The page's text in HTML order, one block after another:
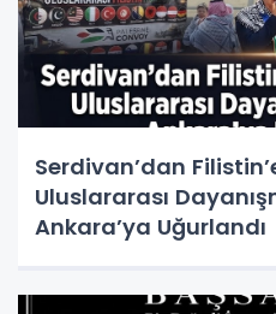
Serdivan’dan
Uluslararası
Ankara’ya Uğurlandı